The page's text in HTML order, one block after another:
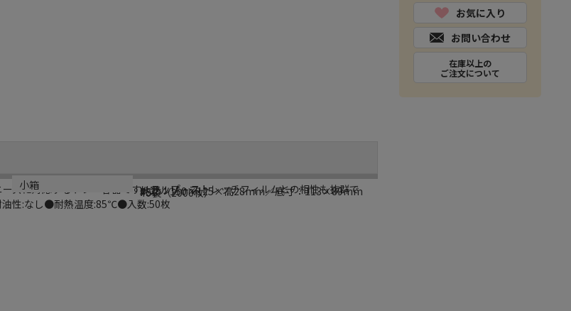
ズに対応するトレー容器です。ラップ・ストレッチフィルムとの相性も抜群で
性:なし●耐熱温度:85℃●入数:50枚
ブランド名
リアルリーフ
型番
V-25
サイズ
外寸：150×125×高28mm／底寸：113×89mm
材質
PSP
小箱
40袋（2000枚）
お気に入り
お問い合わせ
在庫以上の
ご注文について